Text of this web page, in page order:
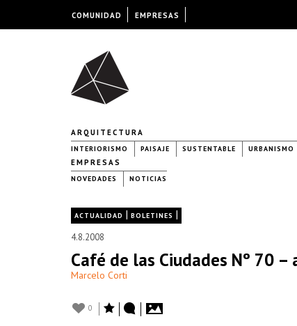
ARQUITECTURA
INTERIORISMO PAISAJE SUSTENTABLE URBANISMO
EMPRESAS
NOVEDADES NOTICIAS
ACTUALIDAD | BOLETINES |
4.8.2008
Café de las Ciudades Nº 70
Marcelo Corti
0
COMUNIDAD EMPRESAS